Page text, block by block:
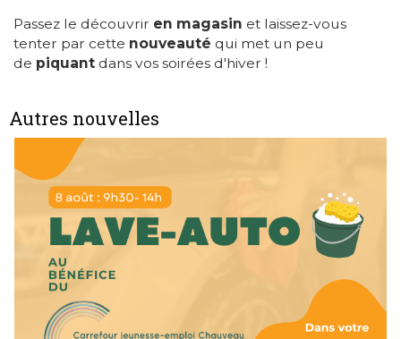
Passez le découvrir en magasin et laissez-vous
tenter par cette nouveauté qui met un peu
de piquant dans vos soirées d'hiver !
Autres nouvelles